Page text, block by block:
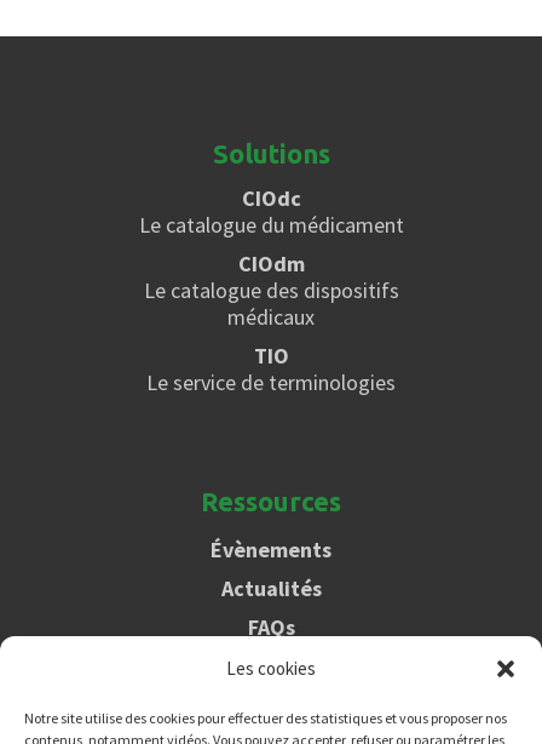
Les cookies
Notre site utilise des cookies pour effectuer des statistiques et vous proposer nos
contenus, notamment vidéos. Vous pouvez accepter, refuser ou paramétrer les
PHAST
Solutions
CIOdc
Le catalogue du médicament
CIOdm
Le catalogue des dispositifs
médicaux
TIO
Le service de terminologies
Ressources
Évènements
Actualités
FAQs